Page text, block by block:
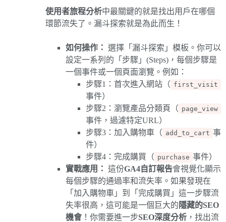
使用者旅程分析中最關鍵的就是找出用戶在哪個
環節流失了。漏斗探索就是為此而生！
如何操作： 選擇「漏斗探索」模板。你可以
設定一系列的「步驟」(Steps)，每個步驟是
一個事件或一個頁面瀏覽。例如：
步驟1：首次進入網站（ first_visit
事件）
步驟2：瀏覽產品分類頁（ page_view
事件，過濾特定URL）
步驟3：加入購物車（ add_to_cart 事
件）
步驟4：完成購買（ purchase 事件）
實戰應用： 這份GA4自訂報告會視覺化顯示
每個步驟的通過率和流失率。如果發現在
「加入購物車」到「完成購買」這一步驟流
失率很高，這可能是一個巨大的 隱藏的SEO
機會！你需要進一步SEO深度分析 ，找出流